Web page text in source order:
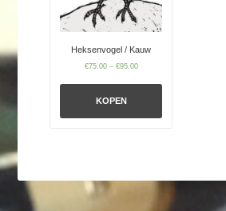
Heksenvogel / Kauw
€75.00– €95.00
KOPEN